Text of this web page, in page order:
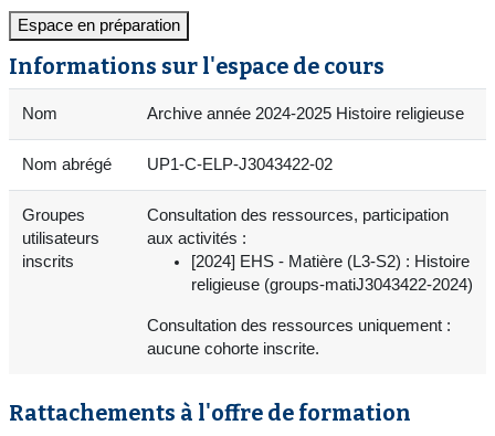
Espace en préparation
Informations sur l'espace de cours
Nom Archive année 2024-2025 Histoire religieuse
Nom abrégé UP1-C-ELP-J3043422-02
Groupes
utilisateurs
inscrits
Consultation des ressources, participation
aux activités :
[2024] EHS - Matière (L3-S2) : Histoire
religieuse (groups-matiJ3043422-2024)
Consultation des ressources uniquement :
aucune cohorte inscrite.
Rattachements à l'offre de formation